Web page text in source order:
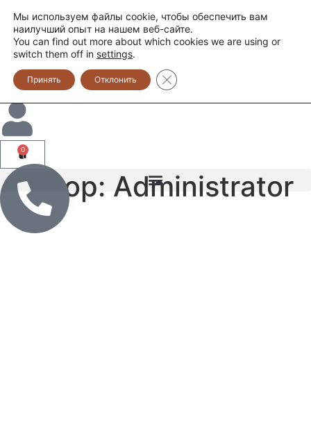
0
Автор: Administrator
Мы используем файлы cookie, чтобы обеспечить вам
наилучший опыт на нашем веб-сайте.
You can find out more about which cookies we are using or
switch them off in settings.
Принять Отклонить Закрыть баннер cookie GDPR